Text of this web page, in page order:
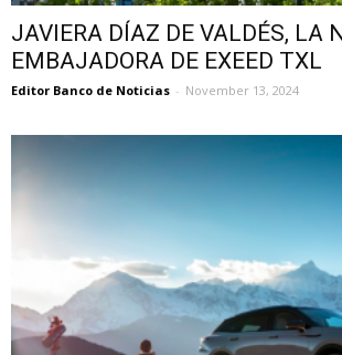
JAVIERA DÍAZ DE VALDÉS, LA
EMBAJADORA DE EXEED TXL
Editor Banco de Noticias - November 13, 2024